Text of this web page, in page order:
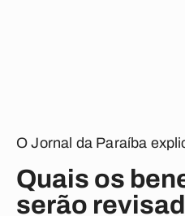
O Jornal da Paraíba
Quais os
serão